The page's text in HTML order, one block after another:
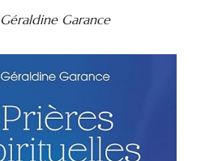
Géraldine Garance